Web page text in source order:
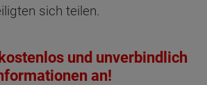
sich teilen.
und unverbindlich
an!